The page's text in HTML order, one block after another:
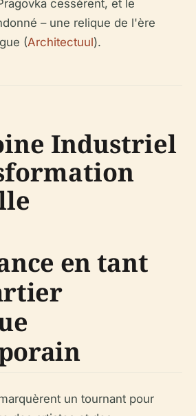
cessèrent, et le
– une relique de l'ère
(Architectuul).
Industriel
en tant
un tournant pour